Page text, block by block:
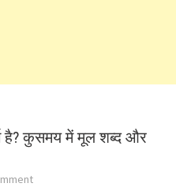
है? कुसमय में मूल शब्द और